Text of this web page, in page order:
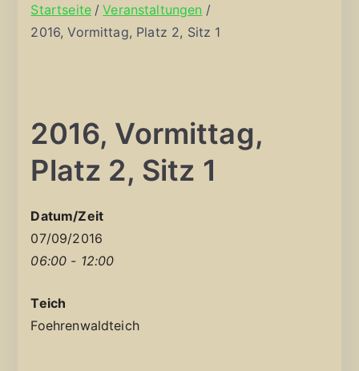
Startseite
Veranstaltungen
2016, Vormittag, Platz 2, Sitz 1
2016, Vormittag,
Platz 2, Sitz 1
Datum/Zeit
07/09/2016
06:00 - 12:00
Teich
Foehrenwaldteich